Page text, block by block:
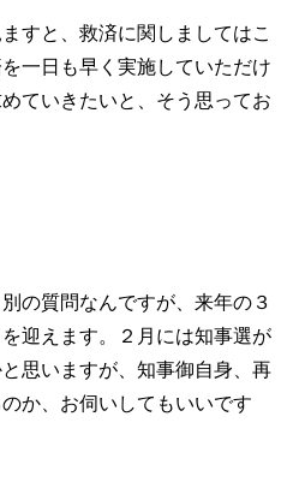
すと、救済に関しましてはこ
一日も早く実施していただけ
ていきたいと、そう思ってお
の質問なんですが、来年の３
迎えます。２月には知事選が
思いますが、知事御自身、再
か、お伺いしてもいいです